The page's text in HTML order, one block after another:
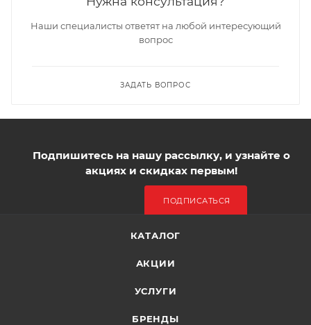
Наши специалисты ответят на любой интересующий
вопрос
ЗАДАТЬ ВОПРОС
Подпишитесь на нашу рассылку, и узнайте о
акциях и скидках первым!
ПОДПИСАТЬСЯ
КАТАЛОГ
АКЦИИ
УСЛУГИ
БРЕНДЫ